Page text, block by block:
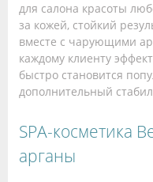
для салона красоты
за кожей, стойкий
вместе с чарующими
каждому клиенту
быстро становится
дополнительный
SPA-косметика
арганы